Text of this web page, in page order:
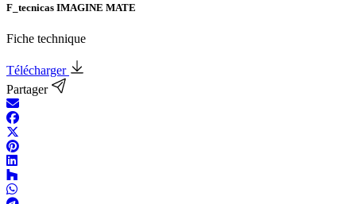
F_tecnicas IMAGINE MATE
Fiche technique
Télécharger
Partager